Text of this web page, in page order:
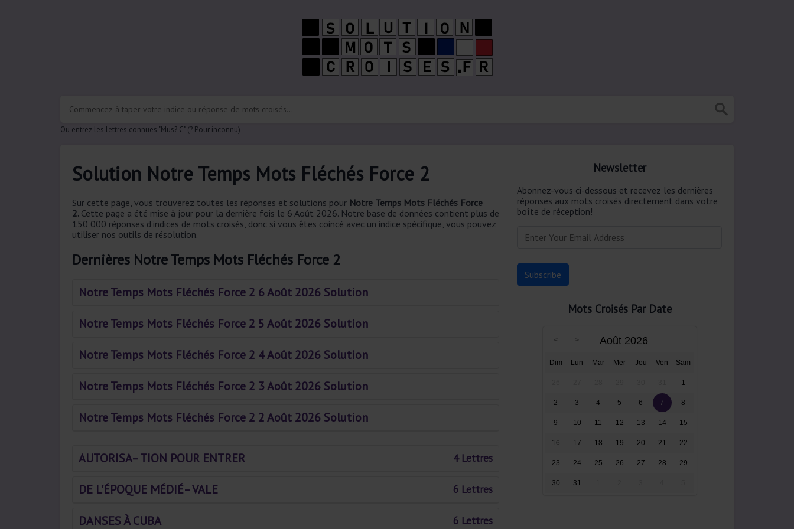
Ou entrez les lettres connues "Mus? C" (? Pour inconnu)
Solution Notre Temps Mots Fléchés Force 2
Sur cette page, vous trouverez toutes les réponses et solutions pour Notre Temps Mots Fléchés Force
2. Cette page a été mise à jour pour la dernière fois le 6 Août 2026. Notre base de données contient plus de
150 000 réponses d'indices de mots croisés, donc si vous êtes coincé avec un indice spécifique, vous pouvez
utiliser nos outils de résolution.
Dernières Notre Temps Mots Fléchés Force 2
Notre Temps Mots Fléchés Force 2 6 Août 2026 Solution
Notre Temps Mots Fléchés Force 2 5 Août 2026 Solution
Notre Temps Mots Fléchés Force 2 4 Août 2026 Solution
Notre Temps Mots Fléchés Force 2 3 Août 2026 Solution
Notre Temps Mots Fléchés Force 2 2 Août 2026 Solution
AUTORISA– TION POUR ENTRER 4 Lettres
DE L'ÉPOQUE MÉDIÉ– VALE 6 Lettres
DANSES À CUBA 6 Lettres
Newsletter
Abonnez-vous ci-dessous et recevez les dernières
réponses aux mots croisés directement dans votre
boîte de réception!
Mots Croisés Par Date
Août 2026
Dim Lun Mar Mer Jeu Ven Sam
1
2 3 4 5 6 7 8
9 10 11 12 13 14 15
16 17 18 19 20 21 22
23 24 25 26 27 28 29
30 31